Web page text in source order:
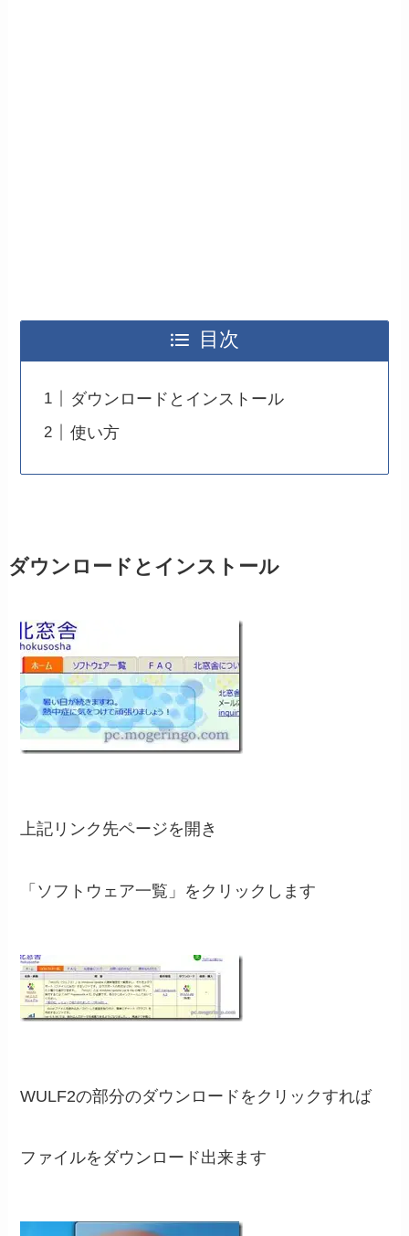
目次
ダウンロードとインストール
使い方
ダウンロードとインストール
上記リンク先ページを開き
「ソフトウェア一覧」をクリックします
WULF2の部分のダウンロードをクリックすれば
ファイルをダウンロード出来ます